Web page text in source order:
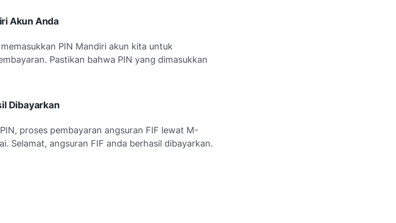
Akun Anda
PIN Mandiri akun kita untuk
Pastikan bahwa PIN yang dimasukkan
Dibayarkan
proses pembayaran angsuran FIF lewat M-
Selamat, angsuran FIF anda berhasil dibayarkan.